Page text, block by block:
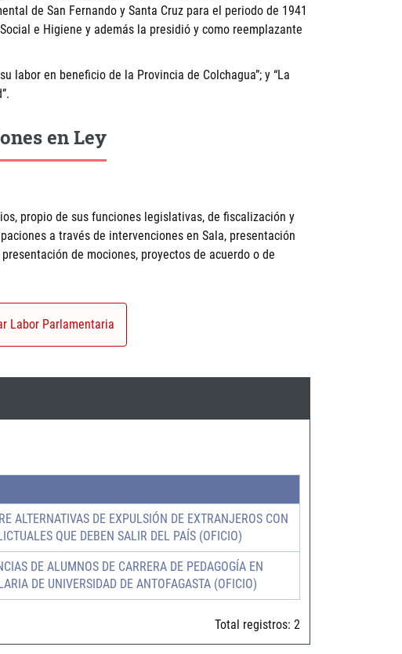
de San Fernando y Santa Cruz para el periodo de 1941
e Higiene y además la presidió y como reemplazante
labor en beneficio de la Provincia de Colchagua”; y “La
en Ley
propio de sus funciones legislativas, de fiscalización y
a través de intervenciones en Sala, presentación
de mociones, proyectos de acuerdo o de
Labor Parlamentaria
ALTERNATIVAS DE EXPULSIÓN DE EXTRANJEROS CON
QUE DEBEN SALIR DEL PAÍS (OFICIO)
DE ALUMNOS DE CARRERA DE PEDAGOGÍA EN
DE UNIVERSIDAD DE ANTOFAGASTA (OFICIO)
Total registros: 2